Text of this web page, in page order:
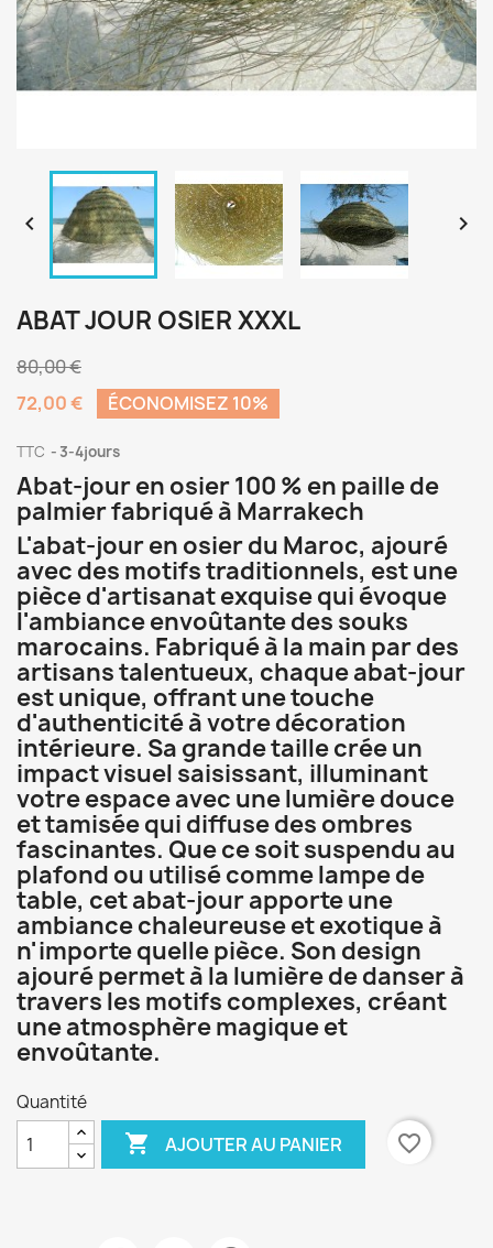
 
ABAT JOUR OSIER XXXL
80,00 €
72,00 €
ÉCONOMISEZ 10%
TTC 3-4jours
Abat-jour en osier 100 % en paille de
palmier fabriqué à Marrakech
L'abat-jour en osier du Maroc, ajouré
avec des motifs traditionnels, est une
pièce d'artisanat exquise qui évoque
l'ambiance envoûtante des souks
marocains. Fabriqué à la main par des
artisans talentueux, chaque abat-jour
est unique, offrant une touche
d'authenticité à votre décoration
intérieure. Sa grande taille crée un
impact visuel saisissant, illuminant
votre espace avec une lumière douce
et tamisée qui diffuse des ombres
fascinantes. Que ce soit suspendu au
plafond ou utilisé comme lampe de
table, cet abat-jour apporte une
ambiance chaleureuse et exotique à
n'importe quelle pièce. Son design
ajouré permet à la lumière de danser à
travers les motifs complexes, créant
une atmosphère magique et
envoûtante.
Quantité
 AJOUTER AU PANIER favorite_border